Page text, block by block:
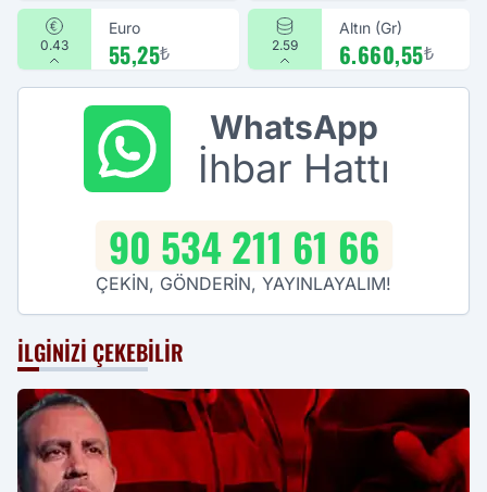
0.43
Euro
55,25₺ 2.59
Altın (Gr)
6.660,55₺
WhatsApp
İhbar Hattı
90 534 211 61 66
ÇEKİN, GÖNDERİN, YAYINLAYALIM!
İLGINIZI ÇEKEBILIR